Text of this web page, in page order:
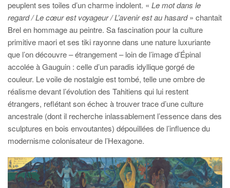
peuplent ses toiles d’un charme indolent. « Le mot dans le
regard / Le cœur est voyageur / L’avenir est au hasard» chantait
Brel en hommage au peintre. Sa fascination pour la culture
primitive maori et ses tiki rayonne dans une nature luxuriante
que l’on découvre – étrangement – loin de l’image d’Épinal
accolée à Gauguin : celle d’un paradis idyllique gorgé de
couleur. Le voile de nostalgie est tombé, telle une ombre de
réalisme devant l’évolution des Tahitiens qui lui restent
étrangers, reflétant son échec à trouver trace d’une culture
ancestrale (dont il recherche inlassablement l’essence dans des
sculptures en bois envoutantes) dépouillées de l’influence du
modernisme colonisateur de l’Hexagone.